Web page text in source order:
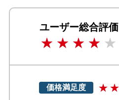
ユーザー総合評価
価格満足度